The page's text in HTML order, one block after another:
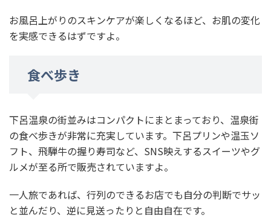
お風呂上がりのスキンケアが楽しくなるほど、お肌の変化
を実感できるはずですよ。
食べ歩き
下呂温泉の街並みはコンパクトにまとまっており、温泉街
の食べ歩きが非常に充実しています。下呂プリンや温玉ソ
フト、飛騨牛の握り寿司など、SNS映えするスイーツやグ
ルメが至る所で販売されていますよ。
一人旅であれば、行列のできるお店でも自分の判断でサッ
と並んだり、逆に見送ったりと自由自在です。